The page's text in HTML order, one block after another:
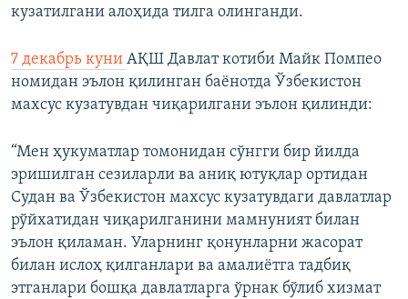
кузатилгани алоҳида тилга олинганди.
7 декабрь куни АҚШ Давлат котиби Майк Помпео
номидан эълон қилинган баёнотда Ўзбекистон
махсус кузатувдан чиқарилгани эълон қилинди:
“Мен ҳукуматлар томонидан сўнгги бир йилда
эришилган сезиларли ва аниқ ютуқлар ортидан
Судан ва Ўзбекистон махсус кузатувдаги давлатлар
рўйхатидан чиқарилганини мамнуният билан
эълон қиламан. Уларнинг қонунларни жасорат
билан ислоҳ қилганлари ва амалиётга тадбиқ
этганлари бошқа давлатларга ўрнак бўлиб хизмат